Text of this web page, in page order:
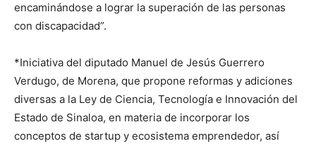
encaminándose a lograr la superación de las personas
con discapacidad”.
*Iniciativa del diputado Manuel de Jesús Guerrero
Verdugo, de Morena, que propone reformas y adiciones
diversas a la Ley de Ciencia, Tecnología e Innovación del
Estado de Sinaloa, en materia de incorporar los
conceptos de startup y ecosistema emprendedor, así